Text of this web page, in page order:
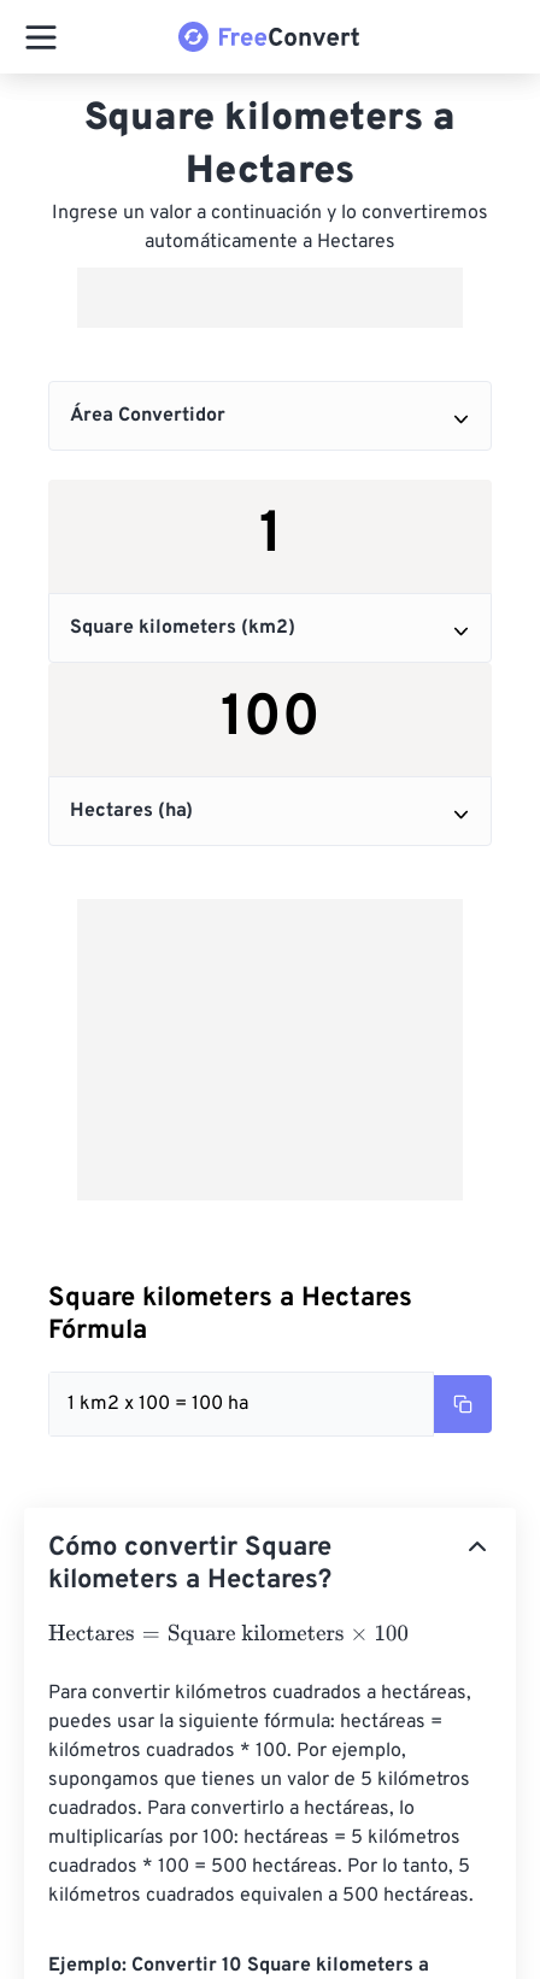
Square kilometers a
Hectares
Ingrese un valor a continuación y lo convertiremos
automáticamente a Hectares
Square kilometers a Hectares
Fórmula
1 km2 x 100 = 100 ha
Cómo convertir Square
kilometers a Hectares?
Hectares= Square kilometers×100
Para convertir kilómetros cuadrados a hectáreas,
puedes usar la siguiente fórmula: hectáreas =
kilómetros cuadrados * 100. Por ejemplo,
supongamos que tienes un valor de 5 kilómetros
cuadrados. Para convertirlo a hectáreas, lo
multiplicarías por 100: hectáreas = 5 kilómetros
cuadrados * 100 = 500 hectáreas. Por lo tanto, 5
kilómetros cuadrados equivalen a 500 hectáreas.
Ejemplo: Convertir 10 Square kilometers a